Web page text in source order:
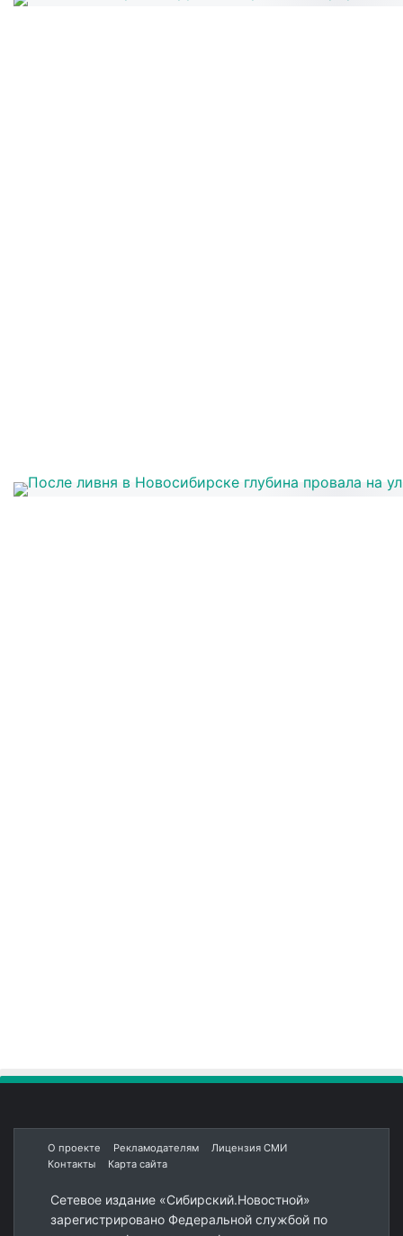
О проекте Рекламодателям
Лицензия СМИ
Контакты
Карта сайта
Сетевое издание «Сибирский.Новостной»
зарегистрировано Федеральной службой по